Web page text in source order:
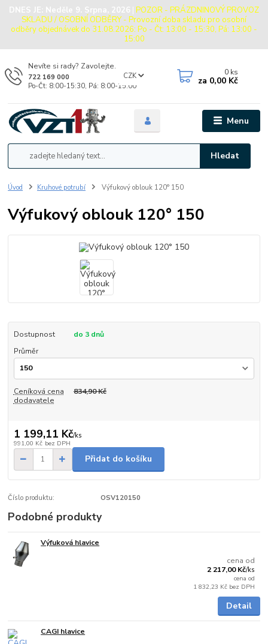
DNES JE: Neděle 9. Srpna, 2026 | POZOR - PRÁZDNINOVÝ PROVOZ
SKLADU / OSOBNÍ ODBĚRY - Provozní doba skladu pro osobní
odběry objednávek do 31.08.2026: Po - Čt: 13:00 - 15:30, Pá: 13:00 -
15:00
Menu
CZK
Hledat
Nevíte si rady? Zavolejte.
722 169 000
Po-Čt: 8:00-15:30, Pá: 8:00-15:00
0 ks
za 0,00 Kč
Úvod Kruhové potrubí Výfukový oblouk 120° 150
Výfukový oblouk 120° 150
Dostupnost
do 3 dnů
Průměr
Ceníková cena
dodavatele
834,90 Kč
1 199,11 Kč/ks
991,00 Kč bez DPH
Přidat do košíku
Číslo produktu: OSV120150
Podobné produkty
Výfuková hlavice
cena od
2 217,00 Kč/ks
cena od
1 832,23 Kč bez DPH
Detail
CAGI hlavice